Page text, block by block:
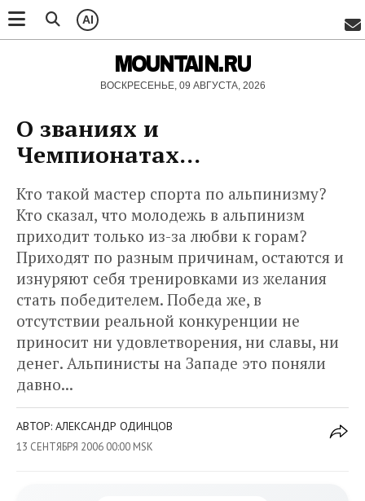
AI
MOUNTAIN.RU
ВОСКРЕСЕНЬЕ, 09 АВГУСТА, 2026
О званиях и
Чемпионатах...
Кто такой мастер спорта по альпинизму?
Кто сказал, что молодежь в альпинизм
приходит только из-за любви к горам?
Приходят по разным причинам, остаются и
изнуряют себя тренировками из желания
стать победителем. Победа же, в
отсутствии реальной конкуренции не
приносит ни удовлетворения, ни славы, ни
денег. Альпинисты на Западе это поняли
давно...
АВТОР: АЛЕКСАНДР ОДИНЦОВ
13 СЕНТЯБРЯ 2006 00:00 MSK